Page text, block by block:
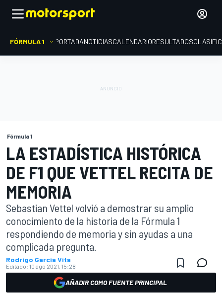
FÓRMULA 1 PORTADANOTICIASCALENDARIORESULTADOS
Fórmula 1
LA ESTADÍSTICA HISTÓRICA
DE F1 QUE VETTEL RECITA DE
MEMORIA
Sebastian Vettel volvió a demostrar su amplio
conocimiento de la historia de la Fórmula 1
respondiendo de memoria y sin ayudas a una
complicada pregunta.
Rodrigo García Vita
Editado: 10 ago 2021, 15:28
AÑADIR COMO FUENTE PRINCIPAL